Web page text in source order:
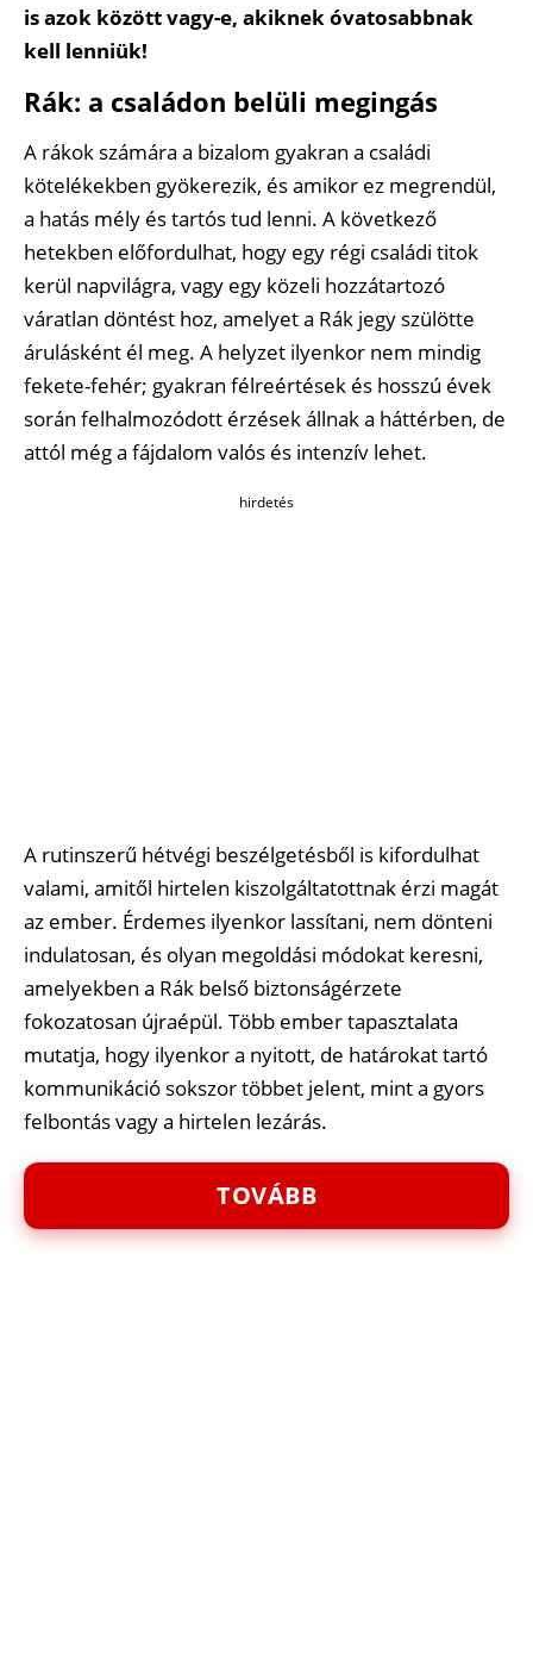
is azok között vagy-e, akiknek óvatosabbnak
kell lenniük!
Rák: a családon belüli megingás
A rákok számára a bizalom gyakran a családi
kötelékekben gyökerezik, és amikor ez megrendül,
a hatás mély és tartós tud lenni. A következő
hetekben előfordulhat, hogy egy régi családi titok
kerül napvilágra, vagy egy közeli hozzátartozó
váratlan döntést hoz, amelyet a Rák jegy szülötte
árulásként él meg. A helyzet ilyenkor nem mindig
fekete-fehér; gyakran félreértések és hosszú évek
során felhalmozódott érzések állnak a háttérben, de
attól még a fájdalom valós és intenzív lehet.
hirdetés
A rutinszerű hétvégi beszélgetésből is kifordulhat
valami, amitől hirtelen kiszolgáltatottnak érzi magát
az ember. Érdemes ilyenkor lassítani, nem dönteni
indulatosan, és olyan megoldási módokat keresni,
amelyekben a Rák belső biztonságérzete
fokozatosan újraépül. Több ember tapasztalata
mutatja, hogy ilyenkor a nyitott, de határokat tartó
kommunikáció sokszor többet jelent, mint a gyors
felbontás vagy a hirtelen lezárás.
TOVÁBB